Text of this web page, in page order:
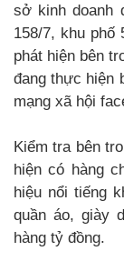
sở kinh doanh
158/7, khu phố
phát hiện bên
đang thực hiện
mạng xã hội
Kiểm tra bên
hiện có hàng
hiệu nổi tiếng
quần áo, giày
hàng tỷ đồng.